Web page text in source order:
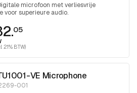
microfoon met verliesvrije
voor superieure audio.
05
21% BTW)
VE Microphone
001